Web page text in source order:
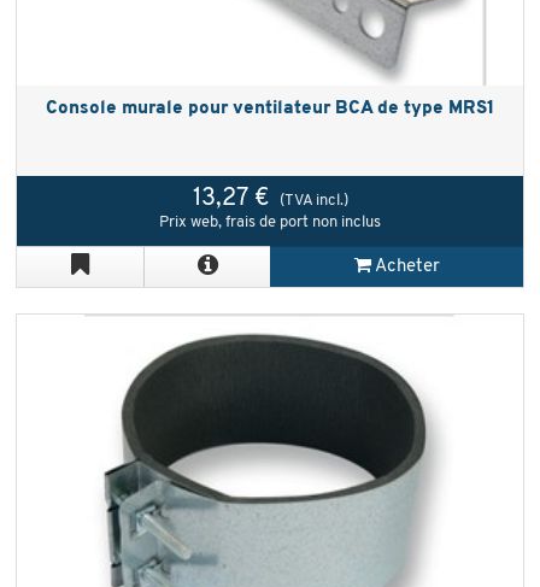
Console murale pour ventilateur BCA de type MRS1
13,27 €
(TVA incl.)
Prix web, frais de port non inclus
Acheter